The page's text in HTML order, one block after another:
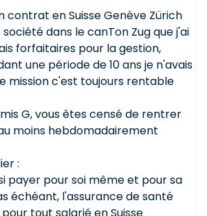
contrat en Suisse Genève Zürich
dans le canTon Zug que j'ai
forfaitaires pour la gestion,
une période de 10 ans je n'avais
mission c'est toujours rentable
G, vous êtes censé de rentrer
moins hebdomadairement
:
payer pour soi même et pour sa
échéant, l'assurance de santé